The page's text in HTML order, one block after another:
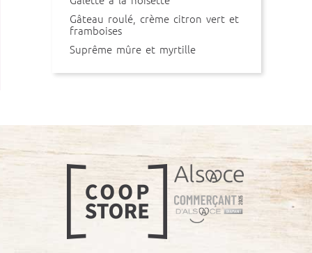
Gâteau roulé, crème citron vert et
framboises
Suprême mûre et myrtille